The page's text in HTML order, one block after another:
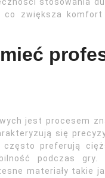
zwiększa
jest procesem
się
preferują
podczas
materiały takie